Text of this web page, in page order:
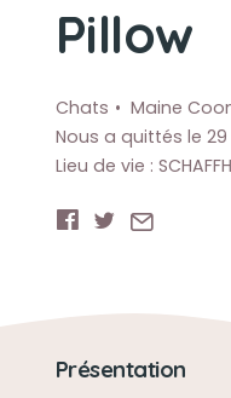
Pillow
Chats Maine
Nous a quittés le 29
Lieu de vie :
Présentation